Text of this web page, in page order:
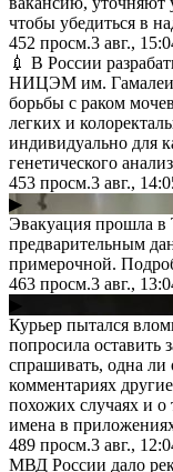
чтобы убедиться в
452 просм.3 авг.,
💉 В России
НИЦЭМ им. Гамалеи
борьбы с раком
легких и
индивидуально для
генетического
453 просм.3 авг.,
▶
Эвакуация прошла
предварительным
примерочной.
463 просм.3 авг.,
Курьер пытался
попросила оставить
спрашивать, одна ли
комментариях
похожих случаях и о
имена в
489 просм.3 авг.,
МВД России дало